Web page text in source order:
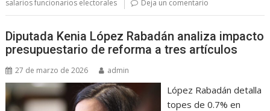
salarios funcionarios electorales Deja un comentario
Diputada Kenia López Rabadán analiza impacto
presupuestario de reforma a tres artículos
27 de marzo de 2026 admin
López Rabadán detalla
topes de 0.7% en